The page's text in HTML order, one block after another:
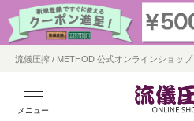
流儀圧搾 / METHOD 公式オンラインショップ
メニュー